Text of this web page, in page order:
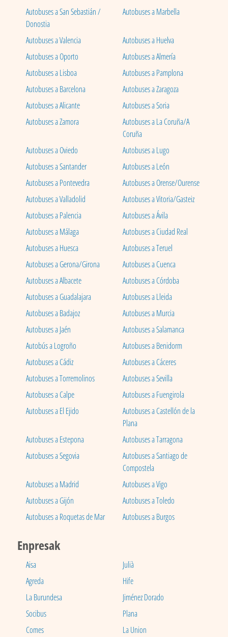
Autobuses a San Sebastián /
Donostia
Autobuses a Marbella
Autobuses a Valencia
Autobuses a Huelva
Autobuses a Oporto
Autobuses a Almería
Autobuses a Lisboa
Autobuses a Pamplona
Autobuses a Barcelona
Autobuses a Zaragoza
Autobuses a Alicante
Autobuses a Soria
Autobuses a Zamora
Autobuses a La Coruña/A
Coruña
Autobuses a Oviedo
Autobuses a Lugo
Autobuses a Santander
Autobuses a León
Autobuses a Pontevedra
Autobuses a Orense/Ourense
Autobuses a Valladolid
Autobuses a Vitoria/Gasteiz
Autobuses a Palencia
Autobuses a Ávila
Autobuses a Málaga
Autobuses a Ciudad Real
Autobuses a Huesca
Autobuses a Teruel
Autobuses a Gerona/Girona
Autobuses a Cuenca
Autobuses a Albacete
Autobuses a Córdoba
Autobuses a Guadalajara
Autobuses a Lleida
Autobuses a Badajoz
Autobuses a Murcia
Autobuses a Jaén
Autobuses a Salamanca
Autobús a Logroño
Autobuses a Benidorm
Autobuses a Cádiz
Autobuses a Cáceres
Autobuses a Torremolinos
Autobuses a Sevilla
Autobuses a Calpe
Autobuses a Fuengirola
Autobuses a El Ejido
Autobuses a Castellón de la
Plana
Autobuses a Estepona
Autobuses a Tarragona
Autobuses a Segovia
Autobuses a Santiago de
Compostela
Autobuses a Madrid
Autobuses a Vigo
Autobuses a Gijón
Autobuses a Toledo
Autobuses a Roquetas de Mar
Autobuses a Burgos
Enpresak
Aisa
Julià
Agreda
Hife
La Burundesa
Jiménez Dorado
Socibus
Plana
Comes
La Union